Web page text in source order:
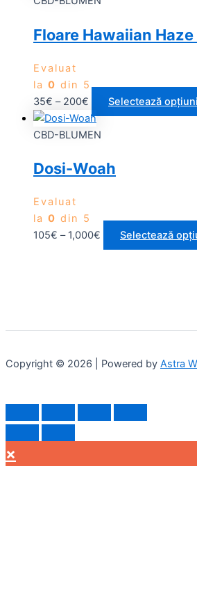
Floare Hawaiian Haze
Evaluat
la 0 din 5
35€ – 200€ Selectează
CBD-BLUMEN
Dosi-Woah
Evaluat
la 0 din 5
105€ – 1,000€ Selectează
Copyright © 2026 | Powered by Astra
×